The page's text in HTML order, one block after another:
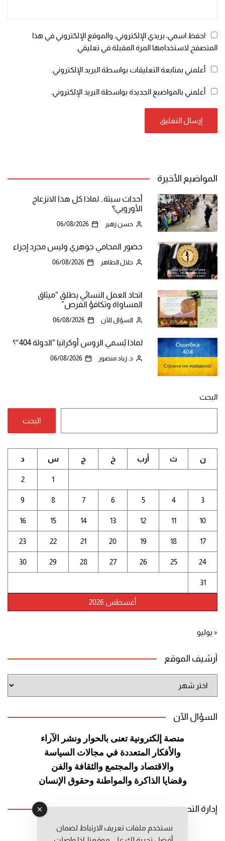
احفظ اسمي، بريدي الإلكتروني، والموقع الإلكتروني في هذا
المتصفح لاستخدامها المرة المقبلة في تعليقي.
أعلمني بمتابعة التعليقات بواسطة البريد الإلكتروني.
أعلمني بالمواضيع الجديدة بواسطة البريد الإلكتروني.
المواضيع الأخيرة
أحداث سبتة.. لماذا كل هذا الانزعاج
الأوروبي؟
حسن زهير 06/08/2026
حضور المحامي جوهري وليس مجرد إجراء
جلال الطاهر 06/08/2026
اتحاد العمل النسائي يطلق “ميثاق
المساواة وتكافؤ الفرص”
السؤال الآن 06/08/2026
لماذا يُسمي الروس أوكرانيا “الدولة 404″؟
د. زياد منصور 06/08/2026
البحث
البحث
أغسطس 2026
ن ث أرب خ ج س د
1
2
3
4
5
6
7
8
9
10
11
12
13
14
15
16
17
18
19
20
21
22
23
24
25
26
27
28
29
30
31
« يوليو
أرشيف الموقع
الموقع
السؤال الآن
منصة إلكترونية تعنى بالحوار ونشر
الآراء
والأفكار المتعددة في مجالات السياسة
والاقتصاد والمجتمع والثقافة والفن
وقضايا الذاكرة والمواطنة وحقوق الإنسان
إدارة التحرير
رئيس التحرير: عبد الرحيم التوراني
نستخدم ملفات تعريف الارتباط لضمان